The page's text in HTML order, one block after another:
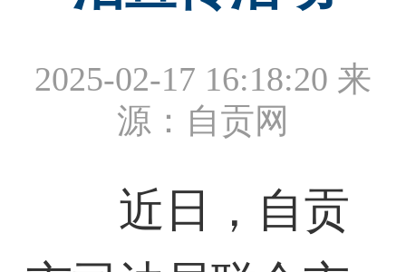
2025-02-17 16:18:20 来
源：自贡网
近日，自贡